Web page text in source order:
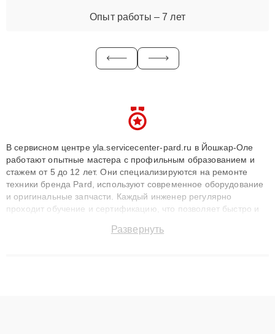
Опыт работы – 7 лет
В сервисном центре yla.servicecenter-pard.ru в Йошкар-Оле
работают опытные мастера с профильным образованием и
стажем от 5 до 12 лет. Они специализируются на ремонте
техники бренда Pard, используют современное оборудование
и оригинальные запчасти. Каждый инженер регулярно
проходит обучение и сертификацию, что позволяет быстро и
сохранением гарантии до 3 лет. Наши мастера решают
Развернуть